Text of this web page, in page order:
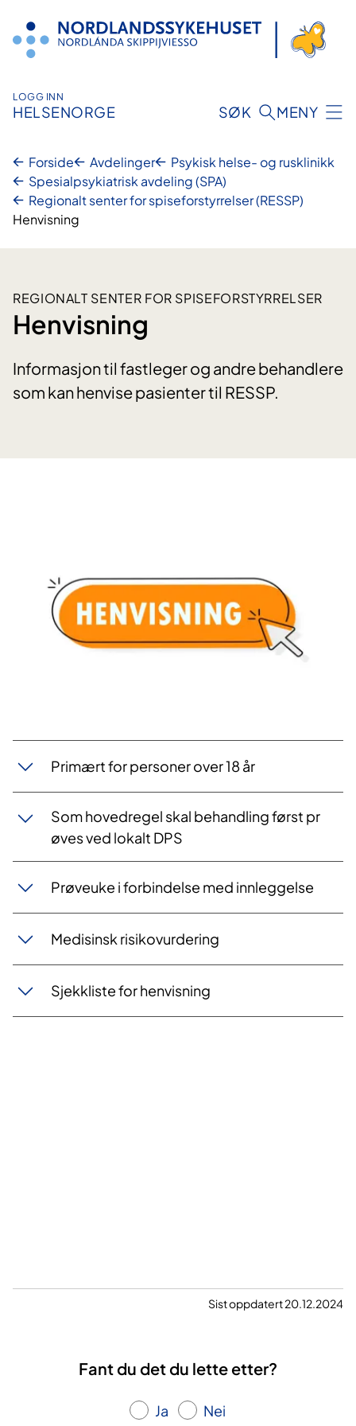
innhold
LOGG INN
HELSENORGE SØK MENY
Forside Avdelinger
Psykisk helse- og rusklinikk
Spesialpsykiatrisk avdeling (SPA)
Regionalt senter for spiseforstyrrelser (RESSP)
Henvisning
REGIONALT SENTER FOR SPISEFORSTYRRELSER
Henvisning
Informasjon til fastleger og andre behandlere
som kan henvise pasienter til RESSP.
​Primæ​​​​rt fo​​r ​​p​​ersoner over 1​​8 år
Som hovedregel​​ skal​ behandling først pr​​
øves ved lokalt DPS
Prøveuke i forbindels​​e​​ med in​nleggelse
Medisinsk risikovurdering
Sjekkliste​ for henvi​​​s​​ning
Sist oppdatert 20.12.2024
Fant du det du lette etter?
Ja Nei